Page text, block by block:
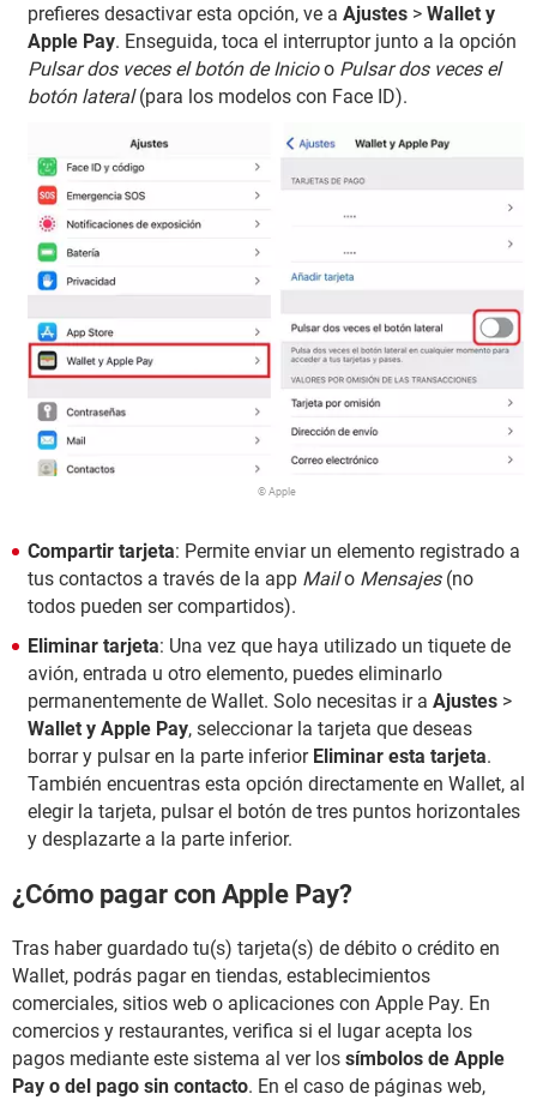
prefieres desactivar esta opción, ve a Ajustes > Wallet y
Apple Pay. Enseguida, toca el interruptor junto a la opción
Pulsar dos veces el botón de Inicioo Pulsar dos veces el
botón lateral(para los modelos con Face ID).
© Apple
Compartir tarjeta: Permite enviar un elemento registrado a
tus contactos a través de la app Mailo Mensajes(no
todos pueden ser compartidos).
Eliminar tarjeta: Una vez que haya utilizado un tiquete de
avión, entrada u otro elemento, puedes eliminarlo
permanentemente de Wallet. Solo necesitas ir a Ajustes >
Wallet y Apple Pay, seleccionar la tarjeta que deseas
borrar y pulsar en la parte inferior Eliminar esta tarjeta.
También encuentras esta opción directamente en Wallet, al
elegir la tarjeta, pulsar el botón de tres puntos horizontales
y desplazarte a la parte inferior.
¿Cómo pagar con Apple Pay?
Tras haber guardado tu(s) tarjeta(s) de débito o crédito en
Wallet, podrás pagar en tiendas, establecimientos
comerciales, sitios web o aplicaciones con Apple Pay. En
comercios y restaurantes, verifica si el lugar acepta los
pagos mediante este sistema al ver los símbolos de Apple
Pay o del pago sin contacto. En el caso de páginas web,